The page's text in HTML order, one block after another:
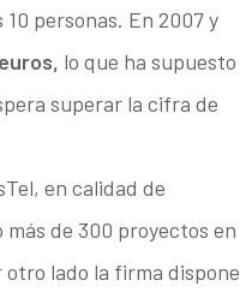
personas. En 2007 y
lo que ha supuesto
superar la cifra de
en calidad de
de 300 proyectos en
lado la firma dispone